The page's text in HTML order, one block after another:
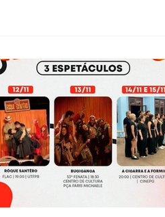
mesmo espaço, e encerra sua
quinta-feira (23), integrando a
do projeto Viva Cultura na Minha
apostando na aproximação com dif